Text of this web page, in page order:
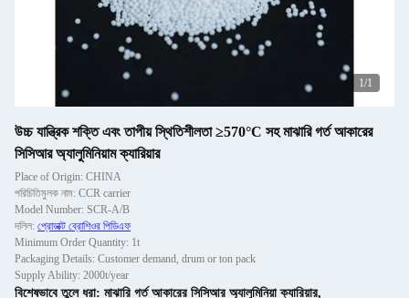
1/1
উচ্চ যান্ত্রিক শক্তি এবং তাপীয় স্থিতিশীলতা ≥570°C সহ মাঝারি গর্ত আকারের
সিসিআর অ্যালুমিনিয়াম ক্যারিয়ার
Place of Origin: CHINA
পরিচিতিমুলক নাম: CCR carrier
Model Number: SCR-A/B
দলিল: প্রোডাক্ট ব্রোশিওর পিডিএফ
Minimum Order Quantity: 1t
Packaging Details: Customer demand, drum or ton pack
Supply Ability: 2000t/year
বিশেষভাবে তুলে ধরা: মাঝারি গর্ত আকারের সিসিআর অ্যালুমিনিয়া ক্যারিয়ার,